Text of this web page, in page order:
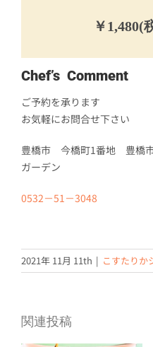
￥1,480(
Chef’s Comment
ご予約を承ります
お気軽にお問合せ下さい
豊橋市 今橋町1番地 豊橋
ガーデン
0532－51－3048
2021年 11月 11th | こすたりか
関連投稿